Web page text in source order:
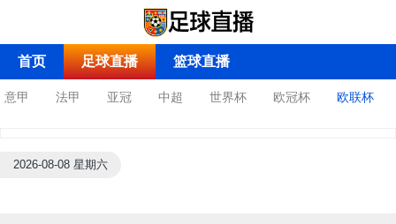
首页 足球直播 篮球直播
意甲 法甲 亚冠 中超 世界杯 欧冠杯 欧联杯
2026-08-08 星期六